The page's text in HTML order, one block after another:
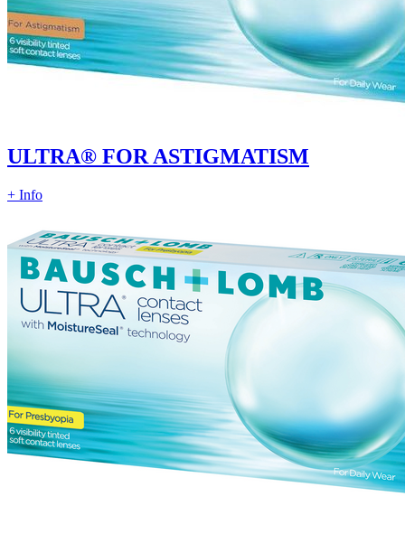
ULTRA® FOR ASTIGMATISM
+ Info